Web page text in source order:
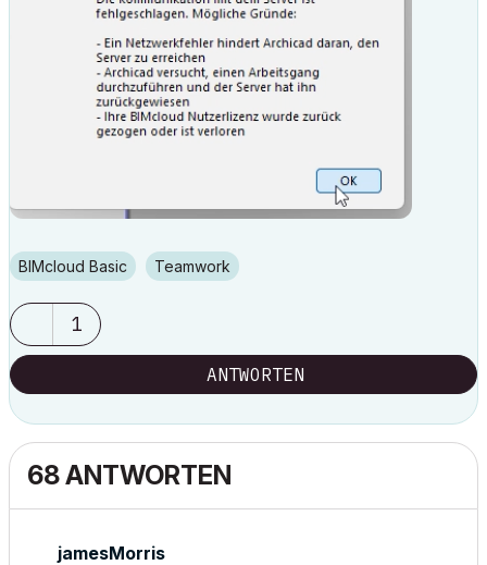
BIMcloud Basic Teamwork
1
ANTWORTEN
68 ANTWORTEN
jamesMorris